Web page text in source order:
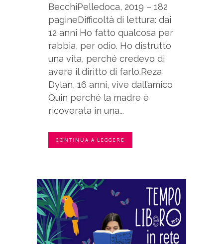
BecchiPelledoca, 2019 – 182
pagineDifficoltà di lettura: dai
12 anni Ho fatto qualcosa per
rabbia, per odio. Ho distrutto
una vita, perché credevo di
avere il diritto di farlo.Reza
Dylan, 16 anni, vive dall’amico
Quin perché la madre è
ricoverata in una...
CONTINUA A LEGGERE